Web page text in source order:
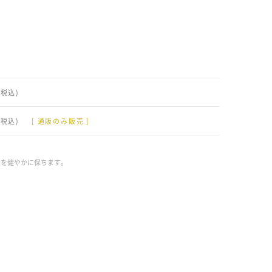
込)
込) [ 通販のみ販売 ]
健やかに保ちます。